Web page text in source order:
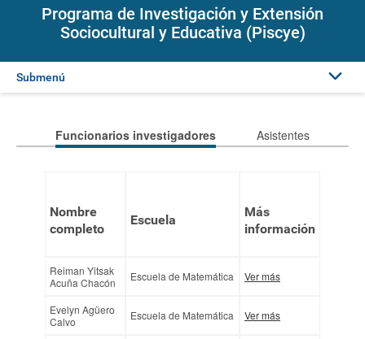
Programa de Investigación y Extensión
Sociocultural y Educativa (Piscye)
Submenú
Funcionarios investigadores Asistentes
Nombre
completo
Escuela
Más
información
Reiman Yitsak
Acuña Chacón
Escuela de Matemática Ver más
Evelyn Agüero
Calvo
Escuela de Matemática Ver más